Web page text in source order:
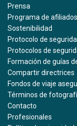
Prensa
Programa de afiliados
Sostenibilidad
Protocolo de
Protocolos de
Formación de guías
Compartir directrices
Fondos de viaje
Términos de
Contacto
Profesionales